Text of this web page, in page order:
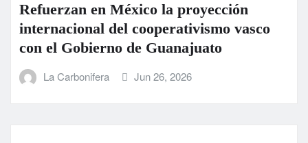
Refuerzan en México la proyección
internacional del cooperativismo vasco
con el Gobierno de Guanajuato
La Carbonifera Jun 26, 2026